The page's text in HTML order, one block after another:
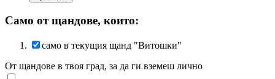
Само от щандове, които:
само в текущия щанд "Витошки"
От щандове в твоя град, за да ги вземеш лично